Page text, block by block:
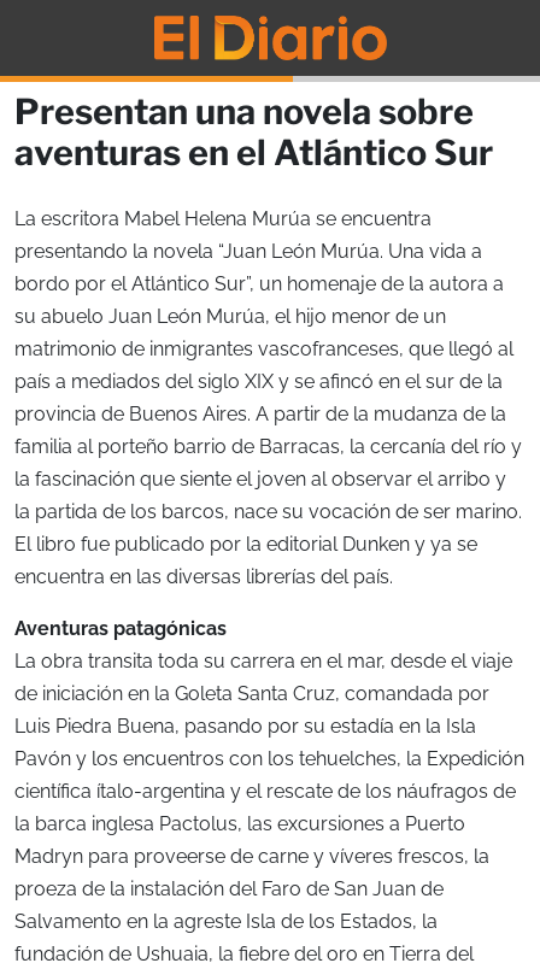
Presentan una novela sobre
aventuras en el Atlántico Sur
La escritora Mabel Helena Murúa se encuentra
presentando la novela “Juan León Murúa. Una vida a
bordo por el Atlántico Sur”, un homenaje de la autora a
su abuelo Juan León Murúa, el hijo menor de un
matrimonio de inmigrantes vascofranceses, que llegó al
país a mediados del siglo XIX y se afincó en el sur de la
provincia de Buenos Aires. A partir de la mudanza de la
familia al porteño barrio de Barracas, la cercanía del río y
la fascinación que siente el joven al observar el arribo y
la partida de los barcos, nace su vocación de ser marino.
El libro fue publicado por la editorial Dunken y ya se
encuentra en las diversas librerías del país.
Aventuras patagónicas
La obra transita toda su carrera en el mar, desde el viaje
de iniciación en la Goleta Santa Cruz, comandada por
Luis Piedra Buena, pasando por su estadía en la Isla
Pavón y los encuentros con los tehuelches, la Expedición
científica ítalo-argentina y el rescate de los náufragos de
la barca inglesa Pactolus, las excursiones a Puerto
Madryn para proveerse de carne y víveres frescos, la
proeza de la instalación del Faro de San Juan de
Salvamento en la agreste Isla de los Estados, la
fundación de Ushuaia, la fiebre del oro en Tierra del